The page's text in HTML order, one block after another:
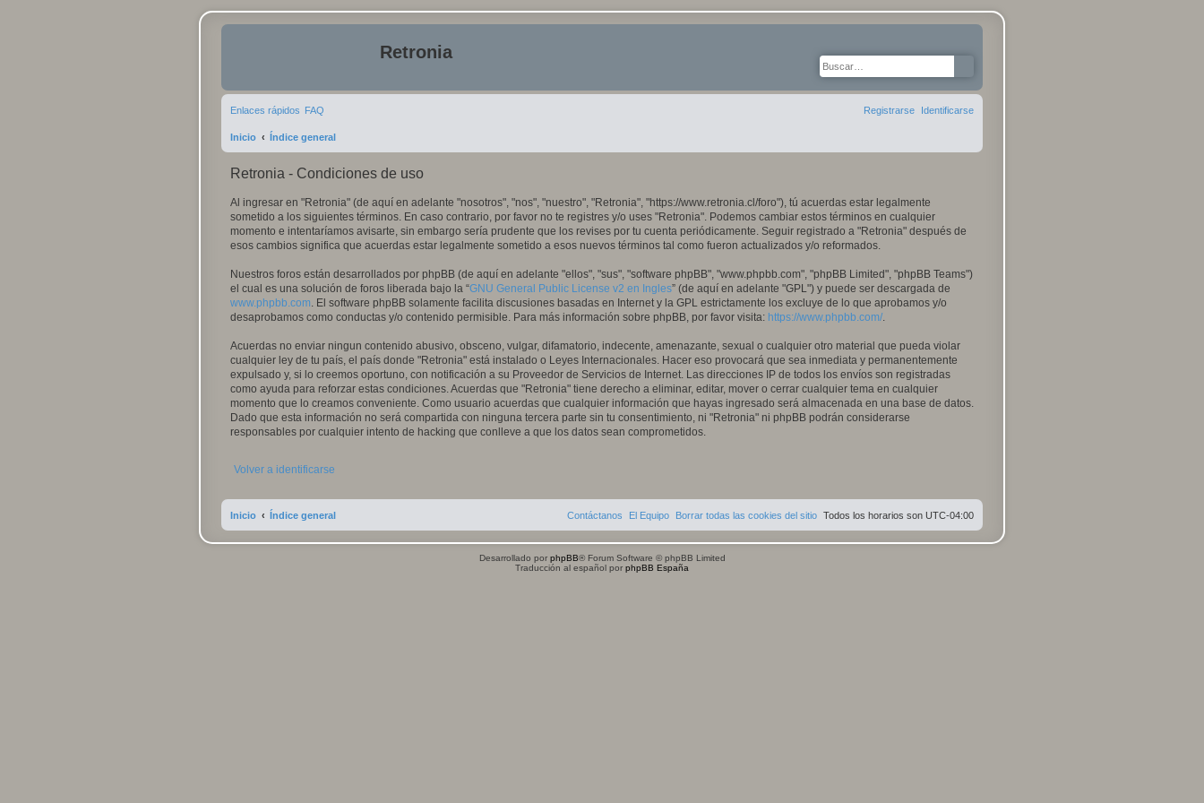
Retronia
Enlaces rápidos FAQ Identificarse
Registrarse
Inicio Índice general
Retronia - Condiciones de uso
Al ingresar en "Retronia" (de aquí en adelante "nosotros", "nos", "nuestro", "Retronia", "https://www.retronia.cl/foro"), tú acuerdas estar legalmente
sometido a los siguientes términos. En caso contrario, por favor no te registres y/o uses "Retronia". Podemos cambiar estos términos en cualquier
momento e intentaríamos avisarte, sin embargo sería prudente que los revises por tu cuenta periódicamente. Seguir registrado a "Retronia" después de
esos cambios significa que acuerdas estar legalmente sometido a esos nuevos términos tal como fueron actualizados y/o reformados.
Nuestros foros están desarrollados por phpBB (de aquí en adelante "ellos", "sus", "software phpBB", "www.phpbb.com", "phpBB Limited", "phpBB Teams")
el cual es una solución de foros liberada bajo la “GNU General Public License v2 en Ingles” (de aquí en adelante "GPL") y puede ser descargada de
www.phpbb.com. El software phpBB solamente facilita discusiones basadas en Internet y la GPL estrictamente los excluye de lo que aprobamos y/o
desaprobamos como conductas y/o contenido permisible. Para más información sobre phpBB, por favor visita: https://www.phpbb.com/.
Acuerdas no enviar ningun contenido abusivo, obsceno, vulgar, difamatorio, indecente, amenazante, sexual o cualquier otro material que pueda violar
cualquier ley de tu país, el país donde "Retronia" está instalado o Leyes Internacionales. Hacer eso provocará que sea inmediata y permanentemente
expulsado y, si lo creemos oportuno, con notificación a su Proveedor de Servicios de Internet. Las direcciones IP de todos los envíos son registradas
como ayuda para reforzar estas condiciones. Acuerdas que "Retronia" tiene derecho a eliminar, editar, mover o cerrar cualquier tema en cualquier
momento que lo creamos conveniente. Como usuario acuerdas que cualquier información que hayas ingresado será almacenada en una base de datos.
Dado que esta información no será compartida con ninguna tercera parte sin tu consentimiento, ni "Retronia" ni phpBB podrán considerarse
responsables por cualquier intento de hacking que conlleve a que los datos sean comprometidos.
Volver a identificarse
Inicio Índice general Todos los horarios son UTC-04:00
Borrar todas las cookies del sitio
El Equipo
Contáctanos
Desarrollado por phpBB® Forum Software © phpBB Limited
Traducción al español por phpBB España